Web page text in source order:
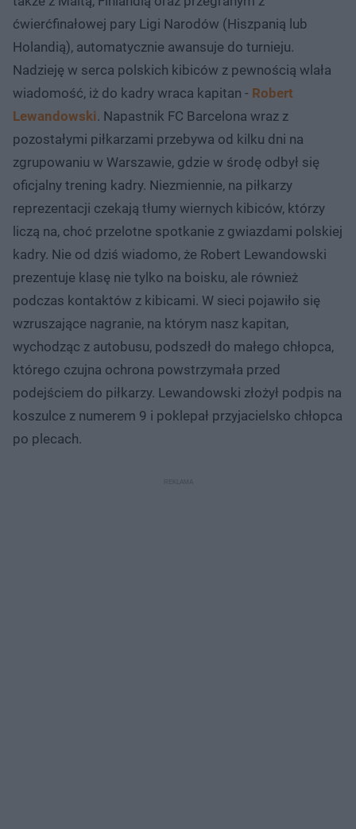
ćwierćfinałowej pary Ligi Narodów (Hiszpanią lub
Holandią), automatycznie awansuje do turnieju.
Nadzieję w serca polskich kibiców z pewnością wlała
wiadomość, iż do kadry wraca kapitan - Robert
Lewandowski. Napastnik FC Barcelona wraz z
pozostałymi piłkarzami przebywa od kilku dni na
zgrupowaniu w Warszawie, gdzie w środę odbył się
oficjalny trening kadry. Niezmiennie, na piłkarzy
reprezentacji czekają tłumy wiernych kibiców, którzy
liczą na, choć przelotne spotkanie z gwiazdami polskiej
kadry. Nie od dziś wiadomo, że Robert Lewandowski
prezentuje klasę nie tylko na boisku, ale również
podczas kontaktów z kibicami. W sieci pojawiło się
wzruszające nagranie, na którym nasz kapitan,
wychodząc z autobusu, podszedł do małego chłopca,
którego czujna ochrona powstrzymała przed
podejściem do piłkarzy. Lewandowski złożył podpis na
koszulce z numerem 9 i poklepał przyjacielsko chłopca
po plecach.